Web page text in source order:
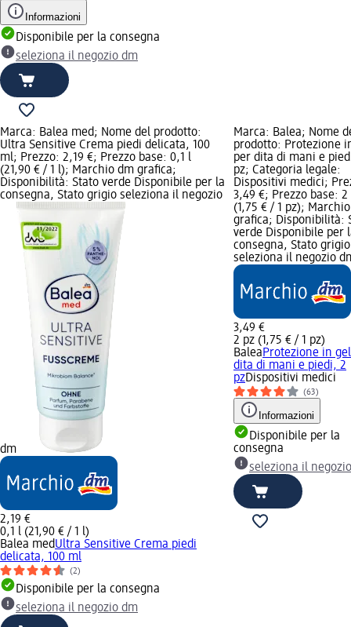
Informazioni
Disponibile per la consegna
seleziona il negozio dm
Marca: Balea med; Nome del prodotto:
Ultra Sensitive Crema piedi delicata, 100
ml; Prezzo: 2,19 €; Prezzo base: 0,1 l
(21,90 € / 1 l); Marchio dm grafica;
Disponibilità: Stato verde Disponibile per la
consegna, Stato grigio seleziona il negozio
dm
2,19 €
0,1 l (21,90 € / 1 l)
Balea medUltra Sensitive Crema piedi
delicata, 100 ml
(2)
Disponibile per la consegna
seleziona il negozio dm
Marca: Balea; Nome
prodotto: Protezione
per dita di mani e
pz; Categoria legale:
Dispositivi medici;
3,49 €; Prezzo base: 2
(1,75 € / 1 pz);
grafica; Disponibilità:
verde Disponibile per
consegna, Stato grigio
seleziona il negozio
3,49 €
2 pz (1,75 € / 1 pz)
BaleaProtezione in
dita di mani e piedi, 2
pzDispositivi medici
(63)
Informazioni
Disponibile per la
consegna
seleziona il